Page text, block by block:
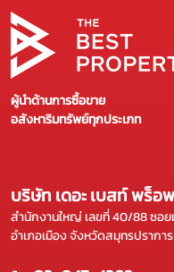
ผู้นำด้านการซื้อขาย
อสังหาริมทรัพย์ทุกประเภท
บริษัท เดอะ เบสท์ พร็อ
สำนักงานใหญ่ เลขที่ 40/88 ซอ
อำเภอเมือง จังหวัดสมุทรปราการ